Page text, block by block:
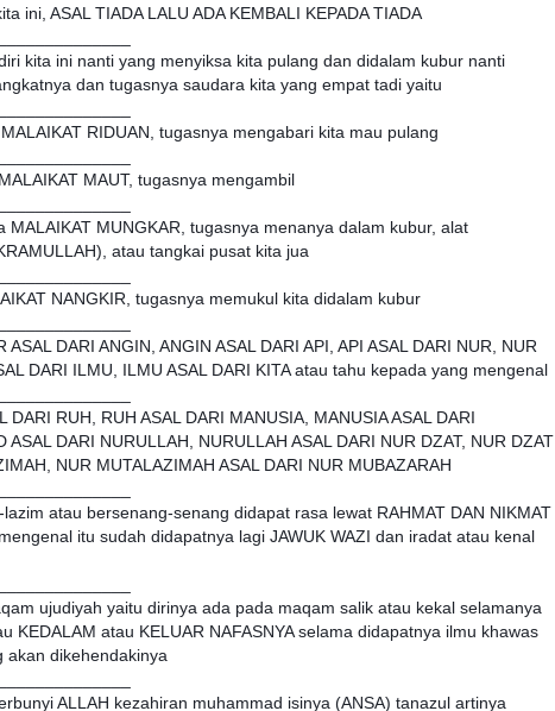
ini, ASAL TIADA LALU ADA KEMBALI KEPADA TIADA
kita ini nanti yang menyiksa kita pulang dan didalam kubur nanti
dan tugasnya saudara kita yang empat tadi yaitu
RIDUAN, tugasnya mengabari kita mau pulang
MAUT, tugasnya mengambil
MALAIKAT MUNGKAR, tugasnya menanya dalam kubur, alat
atau tangkai pusat kita jua
NANGKIR, tugasnya memukul kita didalam kubur
ASAL DARI ANGIN, ANGIN ASAL DARI API, API ASAL DARI NUR, NUR
DARI ILMU, ILMU ASAL DARI KITA atau tahu kepada yang mengenal
DARI RUH, RUH ASAL DARI MANUSIA, MANUSIA ASAL DARI
ASAL DARI NURULLAH, NURULLAH ASAL DARI NUR DZAT, NUR DZAT
NUR MUTALAZIMAH ASAL DARI NUR MUBAZARAH
atau bersenang-senang didapat rasa lewat RAHMAT DAN NIKMAT
itu sudah didapatnya lagi JAWUK WAZI dan iradat atau kenal
ujudiyah yaitu dirinya ada pada maqam salik atau kekal selamanya
KEDALAM atau KELUAR NAFASNYA selama didapatnya ilmu khawas
akan dikehendakinya
ALLAH kezahiran muhammad isinya (ANSA) tanazul artinya